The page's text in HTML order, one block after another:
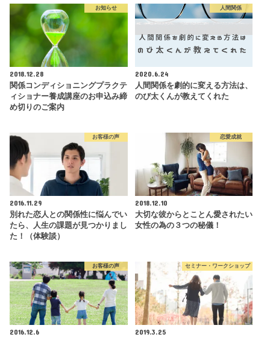
お知らせ
2018.12.28
関係コンディショニングプラクテ
ィショナー養成講座のお申込み締
め切りのご案内
人間関係
2020.6.24
人間関係を劇的に変える方法は、
のび太くんが教えてくれた
お客様の声
2016.11.29
別れた恋人との関係性に悩んでい
たら、人生の課題が見つかりまし
た！（体験談）
恋愛成就
2018.12.10
大切な彼からとことん愛されたい
女性の為の３つの秘儀！
お客様の声
2016.12.6
セミナー・ワークショップ
2019.3.25